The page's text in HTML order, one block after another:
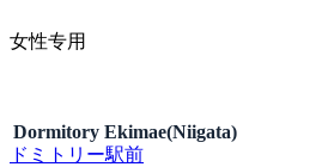
女性专用
Dormitory Ekimae(Niigata)
ドミトリー駅前